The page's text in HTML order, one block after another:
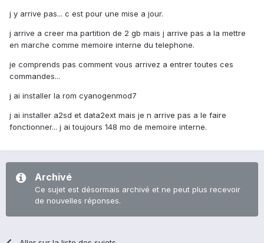
j y arrive pas... c est pour une mise a jour.
j arrive a creer ma partition de 2 gb mais j arrive pas a la mettre
en marche comme memoire interne du telephone.
je comprends pas comment vous arrivez a entrer toutes ces
commandes...
j ai installer la rom cyanogenmod7
j ai installer a2sd et data2ext mais je n arrive pas a le faire
fonctionner... j ai toujours 148 mo de memoire interne.
Archivé
Ce sujet est désormais archivé et ne peut plus recevoir
de nouvelles réponses.